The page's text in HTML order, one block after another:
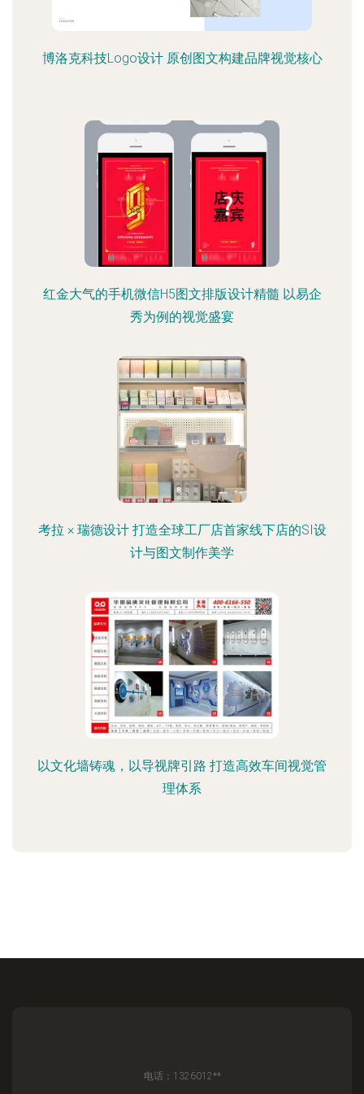
博洛克科技Logo设计 原创图文构建品牌视觉核心
红金大气的手机微信H5图文排版设计精髓 以易企
秀为例的视觉盛宴
考拉 × 瑞德设计 打造全球工厂店首家线下店的SI设
计与图文制作美学
以文化墙铸魂，以导视牌引路 打造高效车间视觉管
理体系
电话：1326012**